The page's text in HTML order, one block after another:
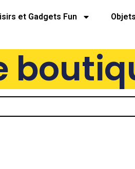
et Gadgets Fun